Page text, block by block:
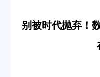
别被时代抛弃！